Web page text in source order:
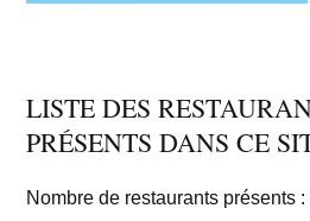
LISTE DES
PRÉSENTS DANS CE
Nombre de restaurants présents :